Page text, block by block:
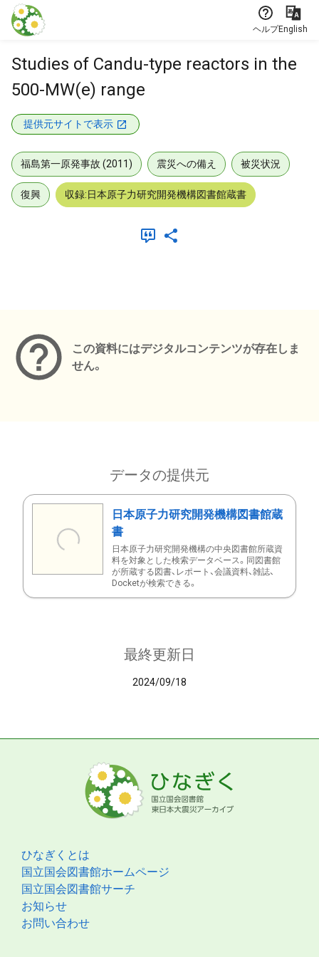
本文に飛ぶ
ヘルプEnglish
Studies of Candu-type reactors in the
500-MW(e) range
提供元サイトで表示
福島第一原発事故 (2011) 震災への備え 被災状況
復興 収録:日本原子力研究開発機構図書館蔵書
この資料にはデジタルコンテンツが存在しま
せん。
データの提供元
日本原子力研究開発機構図書館蔵
書
日本原子力研究開発機構の中央図書館所蔵資
料を対象とした検索データベース。同図書館
が所蔵する図書、レポート、会議資料、雑誌、
Docketが検索できる。
最終更新日
2024/09/18
ひなぎくとは
国立国会図書館ホームページ
国立国会図書館サーチ
お知らせ
お問い合わせ